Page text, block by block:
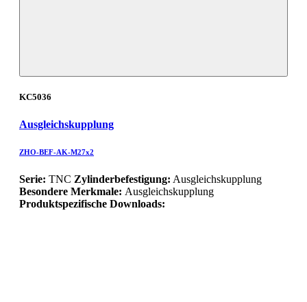
KC5036
Ausgleichskupplung
ZHO-BEF-AK-M27x2
Serie: TNC Zylinderbefestigung: Ausgleichskupplung
Besondere Merkmale: Ausgleichskupplung
Produktspezifische Downloads: